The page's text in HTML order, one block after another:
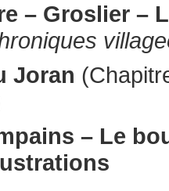
– Groslier –
Joran
– Le